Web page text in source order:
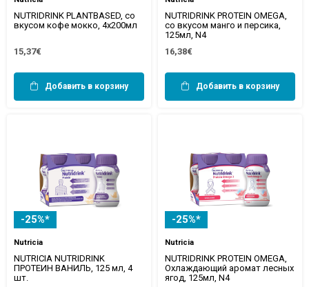
NUTRIDRINK PLANTBASED, со
вкусом кофе мокко, 4x200мл
15,37€
Добавить в корзину
NUTRIDRINK PROTEIN OMEGA,
со вкусом манго и персика,
125мл, N4
16,38€
Добавить в корзину
-25%*
Nutricia
NUTRICIA NUTRIDRINK
ПРОТЕИН ВАНИЛЬ, 125 мл, 4
шт.
-25%*
Nutricia
NUTRIDRINK PROTEIN OMEGA,
Охлаждающий аромат лесных
ягод, 125мл, N4